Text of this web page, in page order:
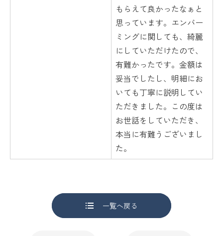
もらえて良かったなぁと
思っています。エンバー
ミングに関しても、綺麗
にしていただけたので、
有難かったです。金額は
妥当でしたし、明細にお
いても丁寧に説明してい
ただきました。この度は
お世話をしていただき、
本当に有難うございまし
た。
一覧へ戻る